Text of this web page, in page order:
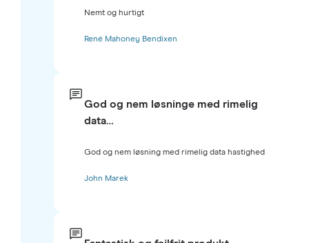
Nemt og hurtigt
René Mahoney Bendixen
God og nem løsninge med rimelig
data…
God og nem løsning med rimelig data hastighed
John Marek